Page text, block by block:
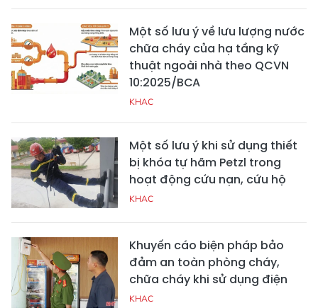
Một số lưu ý về lưu lượng nước
chữa cháy của hạ tầng kỹ
thuật ngoài nhà theo QCVN
10:2025/BCA
KHAC
Một số lưu ý khi sử dụng thiết
bị khóa tự hãm Petzl trong
hoạt động cứu nạn, cứu hộ
KHAC
Khuyến cáo biện pháp bảo
đảm an toàn phòng cháy,
chữa cháy khi sử dụng điện
KHAC